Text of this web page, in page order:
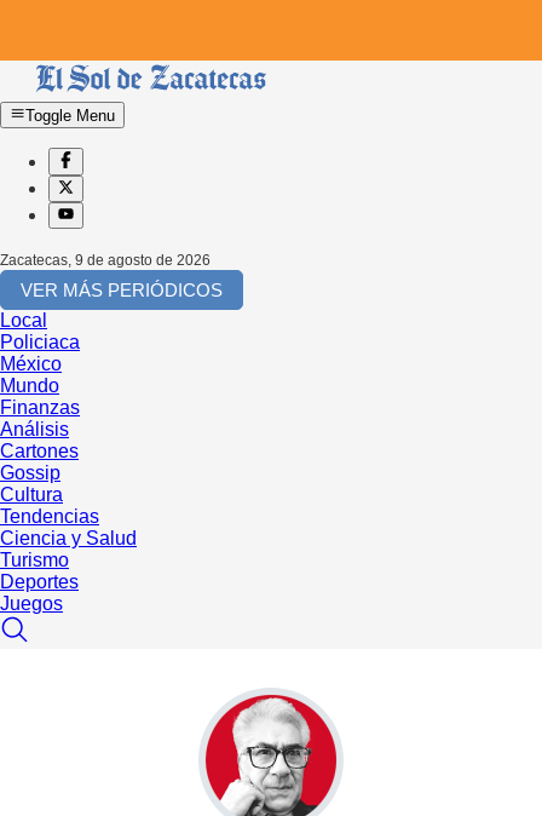
Toggle Menu
Zacatecas, 9 de agosto de 2026
VER MÁS PERIÓDICOS
Local
Policiaca
México
Mundo
Finanzas
Análisis
Cartones
Gossip
Cultura
Tendencias
Ciencia y Salud
Turismo
Deportes
Juegos